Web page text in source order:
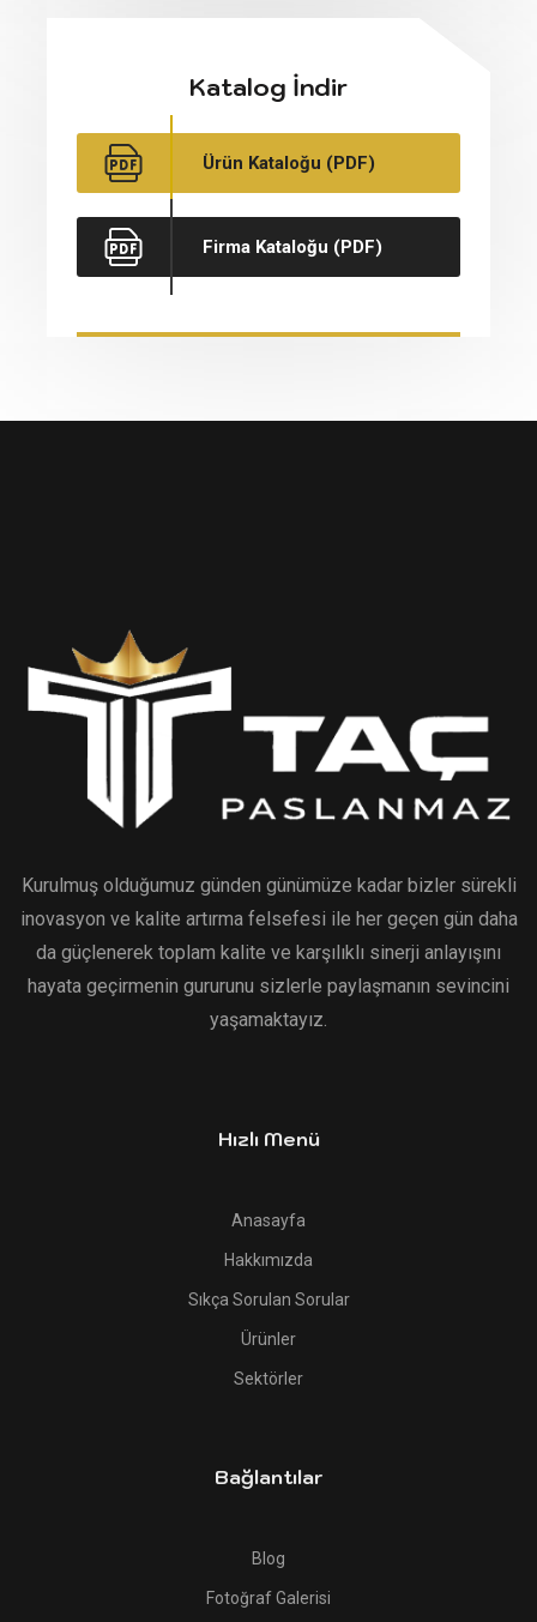
Katalog İndir
Ürün Kataloğu (PDF)
Firma Kataloğu (PDF)
Kurulmuş olduğumuz günden günümüze kadar bizler sürekli
inovasyon ve kalite artırma felsefesi ile her geçen gün daha
da güçlenerek toplam kalite ve karşılıklı sinerji anlayışını
hayata geçirmenin gururunu sizlerle paylaşmanın sevincini
yaşamaktayız.
Hızlı Menü
Anasayfa
Hakkımızda
Sıkça Sorulan Sorular
Ürünler
Sektörler
Bağlantılar
Blog
Fotoğraf Galerisi